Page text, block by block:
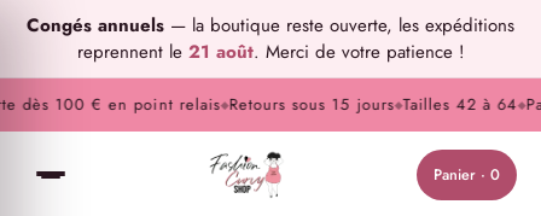
Congés annuels — la boutique reste ouverte, les expéditions
reprennent le 21 août. Merci de votre patience !
dès 100 € en point relais◆Retours sous 15 jours◆Tailles 42 à 64◆
Panier · 0